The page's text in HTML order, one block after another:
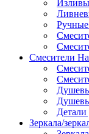
Смесители
Зеркала/